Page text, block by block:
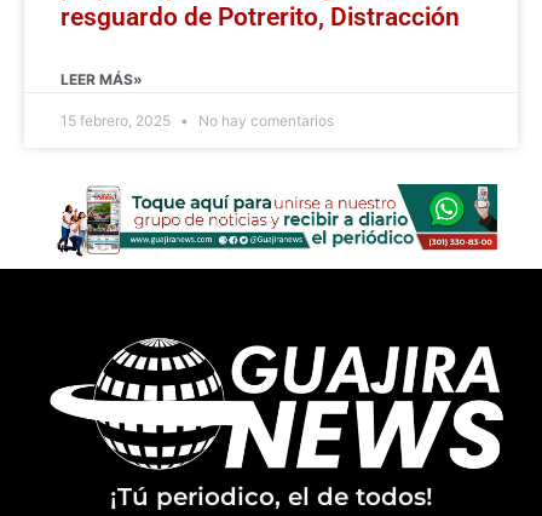
resguardo de Potrerito, Distracción
LEER MÁS»
15 febrero, 2025 No hay comentarios
¡Tú periodico, el de todos!